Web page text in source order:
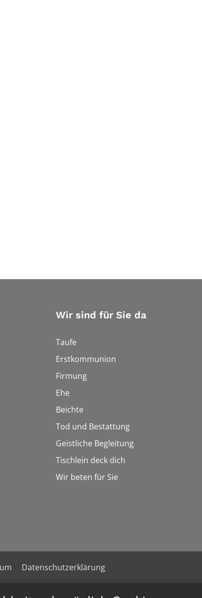
Wir sind für Sie da
Taufe
Erstkommunion
Firmung
Ehe
Beichte
Tod und Bestattung
Geistliche Begleitung
Tischlein deck dich
Wir beten für Sie
Datenschutzerklärung